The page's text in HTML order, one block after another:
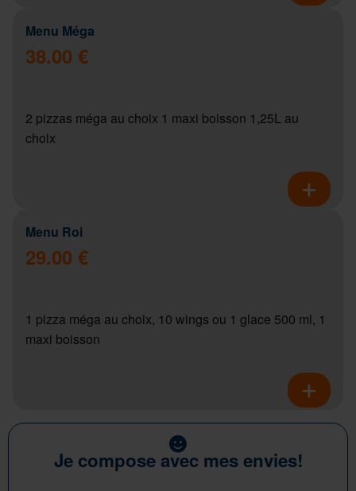
Menu Méga
38.00 €
2 pizzas méga au choix 1 maxi boisson 1,25L au
choix
Menu Roi
29.00 €
1 pizza méga au choix, 10 wings ou 1 glace 500 ml, 1
maxi boisson
Je compose avec mes envies!